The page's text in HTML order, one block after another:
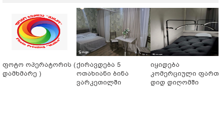
ფოტო ოპერატორის (
დამხმარე )
ქირავდება 5
ოთახიანი ბინა
ვარკეთილში
იყიდება
კომერციული
დიდ დიღომში